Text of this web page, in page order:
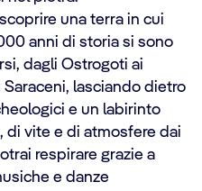
una terra in cui
anni di storia si sono
dagli Ostrogoti ai
lasciando dietro
e un labirinto
di vite e di atmosfere dai
respirare grazie a
e danze